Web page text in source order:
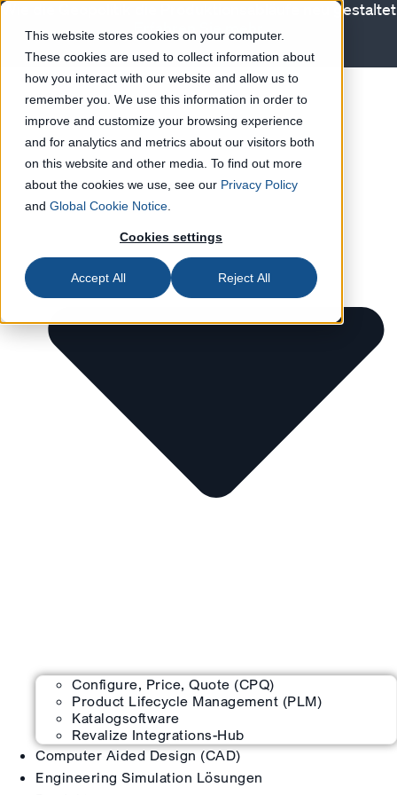
This website stores cookies on your computer.
These cookies are used to collect information about
how you interact with our website and allow us to
remember you. We use this information in order to
improve and customize your browsing experience
and for analytics and metrics about our visitors both
on this website and other media. To find out more
about the cookies we use, see our Privacy Policy
and Global Cookie Notice
Cookies settings
Accept All Reject All
Wie die Geopolitik die Produktionsabläufe neu gestaltet
Erfahren Sie mehr
Lösungen
Configure, Price, Quote (CPQ)
Product Lifecycle Management (PLM)
Katalogsoftware
Revalize Integrations-Hub
Computer Aided Design (CAD)
Engineering Simulation Lösungen